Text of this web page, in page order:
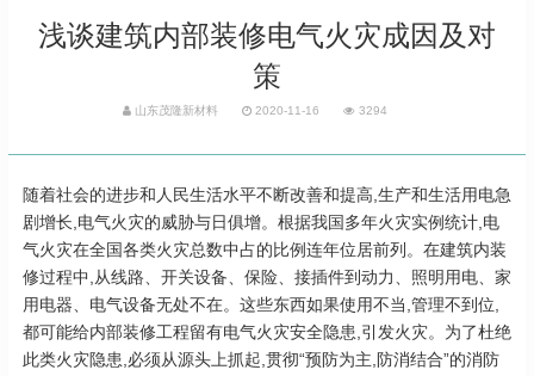
浅谈建筑内部装修电气火灾成因及对
策
山东茂隆新材料 2020-11-16 3294
随着社会的进步和人民生活水平不断改善和提高,生产和生活用电急
剧增长,电气火灾的威胁与日俱增。根据我国多年火灾实例统计,电
气火灾在全国各类火灾总数中占的比例连年位居前列。在建筑内装
修过程中,从线路、开关设备、保险、接插件到动力、照明用电、家
用电器、电气设备无处不在。这些东西如果使用不当,管理不到位,
都可能给内部装修工程留有电气火灾安全隐患,引发火灾。为了杜绝
此类火灾隐患,必须从源头上抓起,贯彻“预防为主,防消结合”的消防